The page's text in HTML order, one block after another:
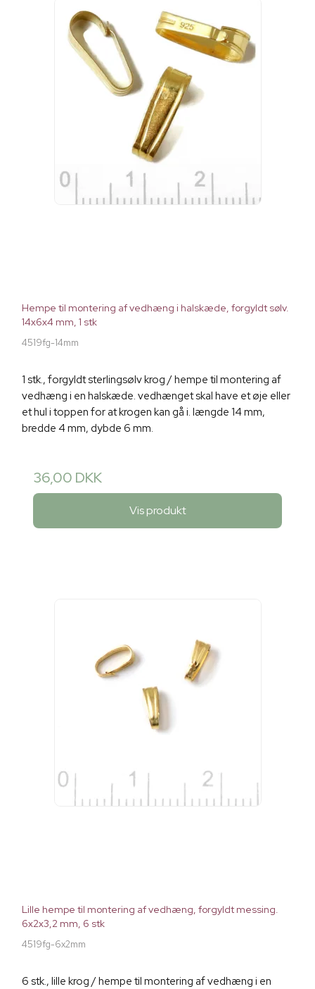
Hempe til montering af vedhæng i halskæde, forgyldt sølv.
14x6x4 mm, 1 stk
4519fg-14mm
1 stk., forgyldt sterlingsølv krog / hempe til montering af
vedhæng i en halskæde. vedhænget skal have et øje eller
et hul i toppen for at krogen kan gå i. længde 14 mm,
bredde 4 mm, dybde 6 mm.
36,00 DKK
Vis produkt
Lille hempe til montering af vedhæng, forgyldt messing.
6x2x3,2 mm, 6 stk
4519fg-6x2mm
6 stk., lille krog / hempe til montering af vedhæng i en